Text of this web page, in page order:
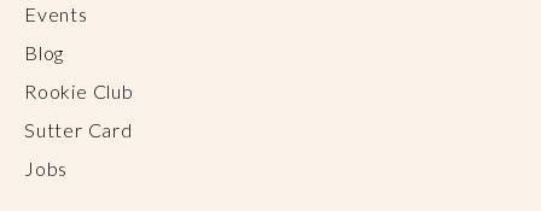
Events
Blog
Rookie Club
Sutter Card
Jobs